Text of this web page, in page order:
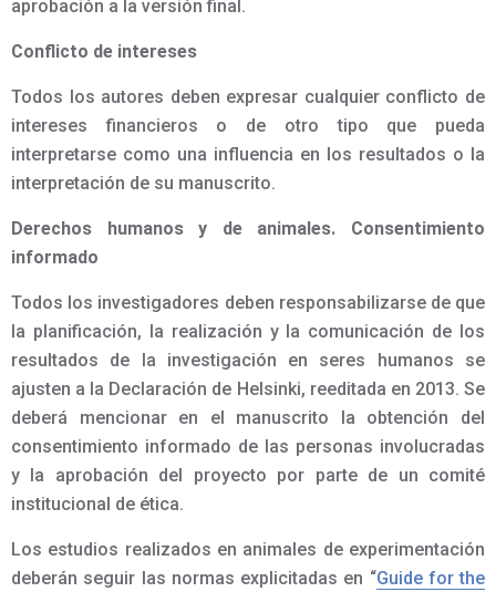
aprobación a la versión final.
Conflicto de intereses
Todos los autores deben expresar cualquier conflicto de
intereses financieros o de otro tipo que pueda
interpretarse como una influencia en los resultados o la
interpretación de su manuscrito.
Derechos humanos y de animales. Consentimiento
informado
Todos los investigadores deben responsabilizarse de que
la planificación, la realización y la comunicación de los
resultados de la investigación en seres humanos se
ajusten a la Declaración de Helsinki, reeditada en 2013. Se
deberá mencionar en el manuscrito la obtención del
consentimiento informado de las personas involucradas
y la aprobación del proyecto por parte de un comité
institucional de ética.
Los estudios realizados en animales de experimentación
deberán seguir las normas explicitadas en “Guide for the